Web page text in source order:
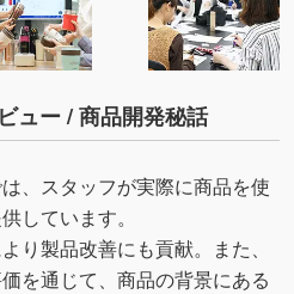
ュー / 商品開発秘話
、スタッフが実際に商品を使
しています。
り製品改善にも貢献。また、
を通じて、商品の背景にある